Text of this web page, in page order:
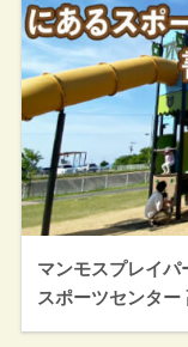
マンモスプレイパ
スポーツセンター